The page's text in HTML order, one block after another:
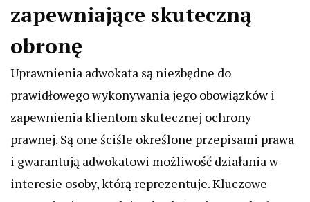
zapewniające skuteczną
obronę
Uprawnienia adwokata są niezbędne do
prawidłowego wykonywania jego obowiązków i
zapewnienia klientom skutecznej ochrony
prawnej. Są one ściśle określone przepisami prawa
i gwarantują adwokatowi możliwość działania w
interesie osoby, którą reprezentuje. Kluczowe